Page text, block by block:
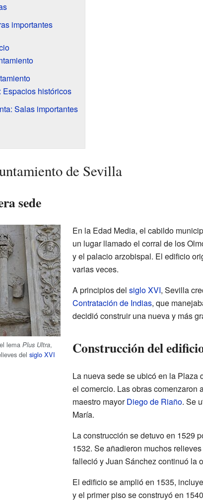
importantes
Espacios históricos
Salas importantes
de Sevilla
sede
lema Plus Ultra,
del siglo XVI
En la Edad Media, el cabildo
un lugar llamado el corral de los
y el palacio arzobispal. El edificio
varias veces.
A principios del siglo XVI, Sevilla
Contratación de Indias, que
decidió construir una nueva y más
Construcción del
La nueva sede se ubicó en la Plaza
el comercio. Las obras comenzaron
maestro mayorDiego de Riaño. Se
María.
La construcción se detuvo en 1529
1532. Se añadieron muchos
falleció y Juan Sánchez continuó la
El edificio se amplió en 1535,
y el primer piso se construyó en